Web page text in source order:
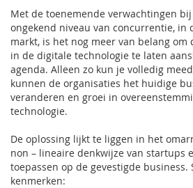
Met de toenemende verwachtingen
ongekend niveau van concurrentie, in
markt, is het nog meer van belang om
in de digitale technologie te laten
agenda. Alleen zo kun je volledig
kunnen de organisaties het huidige
veranderen en groei in
technologie.
De oplossing lijkt te liggen in het
non – lineaire denkwijze van startups
toepassen op de gevestigde
kenmerken: